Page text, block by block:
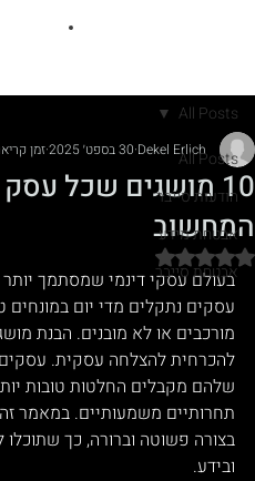
All Posts
הודעות סייבר
אבטחת מידע
אבטחת סייבר
All Posts
10 מושגים שכל
המחשוב
Dekel Erlich 30 בספט׳ 2025 זמן קריאה 3
דירוג של NaN מתוך 5 כוכבים
בעולם עסקי דינמי שמסתמך יותר
עסקים נתקלים מדי יום במונחים
מורכבים או לא מובנים. הבנת
להכרחית להצלחה עסקית. עסקים
שלהם מקבלים החלטות טובות
בצורה פשוטה וברורה, כך
ובידע.